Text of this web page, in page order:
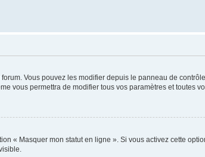
Vous pouvez les modifier depuis le panneau de
vous permettra de modifier tous vos paramètres et toutes
« Masquer mon statut en ligne ». Si vous activez cette